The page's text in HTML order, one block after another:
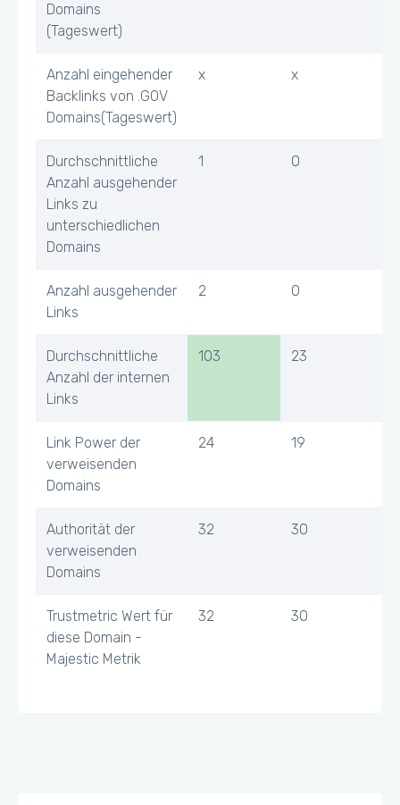
Domains
(Tageswert)
Anzahl eingehender
Backlinks von .GOV
Domains(Tageswert)
x x
Durchschnittliche
Anzahl ausgehender
Links zu
unterschiedlichen
Domains
1 0
Anzahl ausgehender
Links
2 0
Durchschnittliche
Anzahl der internen
Links
103 23
Link Power der
verweisenden
Domains
24 19
Authorität der
verweisenden
Domains
32 30
Trustmetric Wert für
diese Domain -
Majestic Metrik
32 30